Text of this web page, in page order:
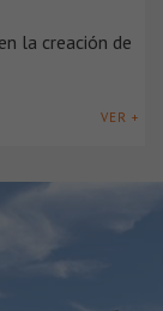
la creación de
VER +